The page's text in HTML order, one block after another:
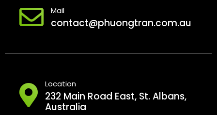
Mail
contact@phuongtran.com.au
Location
232 Main Road East, St. Albans,
Australia